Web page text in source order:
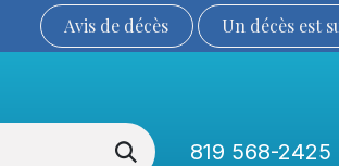
Avis de décès Un décès est
819 568-2425